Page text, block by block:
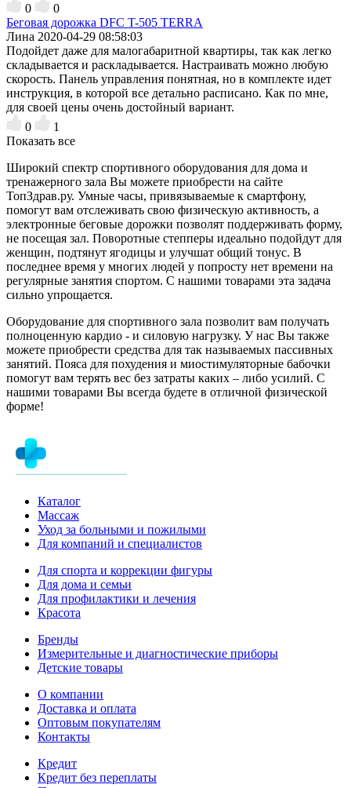
0
0
Беговая дорожка DFC T-505 TERRA
Лина 2020-04-29 08:58:03
Подойдет даже для малогабаритной квартиры, так как легко
складывается и раскладывается. Настраивать можно любую
скорость. Панель управления понятная, но в комплекте идет
инструкция, в которой все детально расписано. Как по мне,
для своей цены очень достойный вариант.
0
1
Показать все
Широкий спектр спортивного оборудования для дома и
тренажерного зала Вы можете приобрести на сайте
ТопЗдрав.ру. Умные часы, привязываемые к смартфону,
помогут вам отслеживать свою физическую активность, а
электронные беговые дорожки позволят поддерживать форму,
не посещая зал. Поворотные степперы идеально подойдут для
женщин, подтянут ягодицы и улучшат общий тонус. В
последнее время у многих людей у попросту нет времени на
регулярные занятия спортом. С нашими товарами эта задача
сильно упрощается.
Оборудование для спортивного зала позволит вам получать
полноценную кардио - и силовую нагрузку. У нас Вы также
можете приобрести средства для так называемых пассивных
занятий. Пояса для похудения и миостимуляторные бабочки
помогут вам терять вес без затраты каких – либо усилий. С
нашими товарами Вы всегда будете в отличной физической
форме!
Каталог
Массаж
Уход за больными и пожилыми
Для компаний и специалистов
Для спорта и коррекции фигуры
Для дома и семьи
Для профилактики и лечения
Красота
Бренды
Измерительные и диагностические приборы
Детские товары
О компании
Доставка и оплата
Оптовым покупателям
Контакты
Кредит
Кредит без переплаты